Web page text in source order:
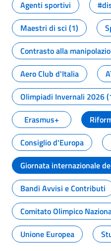
Agenti sportivi
Maestri di sci (1)
Contrasto alla
Aero Club d'Italia
Olimpiadi Invernali 2026
Erasmus+
Consiglio d'Europa
Giornata internazionale
Bandi Avvisi e Contributi
Comitato Olimpico
Unione Europea